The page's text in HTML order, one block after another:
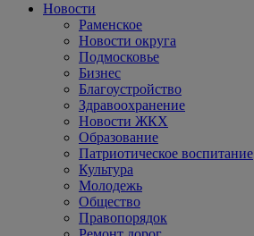
Новости
Раменское
Новости округа
Подмосковье
Бизнес
Благоустройство
Здравоохранение
Новости ЖКХ
Образование
Патриотическое воспитание
Культура
Молодежь
Общество
Правопорядок